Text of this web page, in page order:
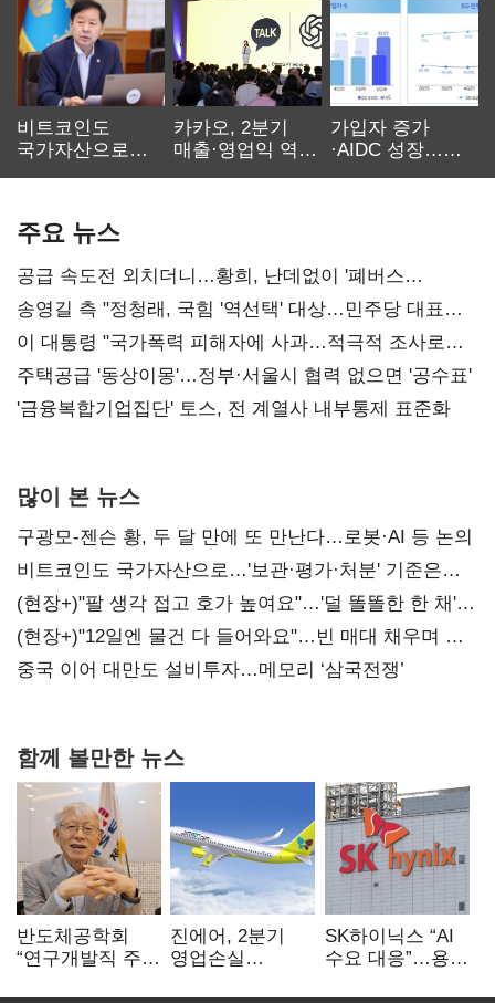
비트코인도
국가자산으로…'
카카오, 2분기
매출·영업익 역대
가입자 증가
·AIDC 성장…
주요 뉴스
공급 속도전 외치더니…황희, 난데없이 '폐버스
리모델링' 제안
송영길 측 "정청래, 국힘 '역선택' 대상…민주당 대표로
총선 지휘 못해"
이 대통령 "국가폭력 피해자에 사과…적극적 조사로
진실 밝혀야"
주택공급 '동상이몽'…정부·서울시 협력 없으면 '공수표'
'금융복합기업집단' 토스, 전 계열사 내부통제 표준화
많이 본 뉴스
구광모-젠슨 황, 두 달 만에 또 만난다…로봇·AI 등 논의
비트코인도 국가자산으로…'보관·평가·처분' 기준은
숙제
(현장+)"팔 생각 접고 호가 높여요"…'덜 똘똘한 한 채'
20억 키맞추기
(현장+)"12일엔 물건 다 들어와요"…빈 매대 채우며 문
연 홈플러스
중국 이어 대만도 설비투자…메모리 ‘삼국전쟁’
함께 볼만한 뉴스
반도체공학회
“연구개발직 주
진에어, 2분기
영업손실
SK하이닉스 “AI
수요 대응”…용인